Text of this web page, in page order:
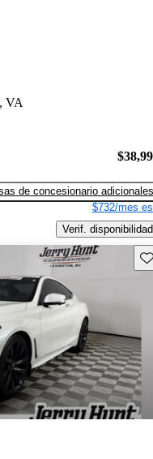
VA
de concesionario adicionales
$732/mes
Verif. disponibilidad